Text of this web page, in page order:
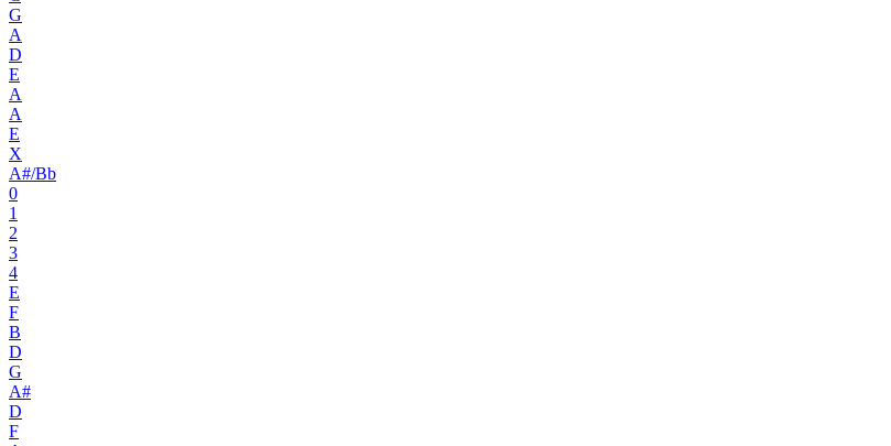
G
A
D
E
A
A
E
X
A#/Bb
0
1
2
3
4
E
F
B
D
G
A#
D
F